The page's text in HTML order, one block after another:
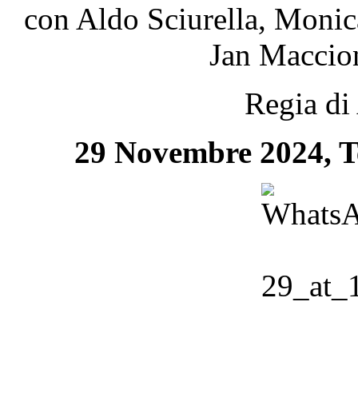
con Aldo Sciurella,
Jan
Regia
29 Novembre 2024,